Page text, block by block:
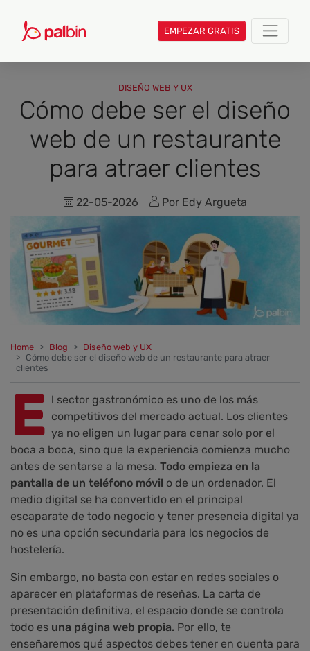
EMPEZAR GRATIS
DISEÑO WEB Y UX
Cómo debe ser el diseño
web de un restaurante
para atraer clientes
22-05-2026 Por Edy Argueta
Home Blog
Diseño web y UX
Cómo debe ser el diseño web de un restaurante para atraer
clientes
E l sector gastronómico es uno de los más
competitivos del mercado actual. Los clientes
ya no eligen un lugar para cenar solo por el
boca a boca, sino que la experiencia comienza mucho
antes de sentarse a la mesa. Todo empieza en la
pantalla de un teléfono móvil o de un ordenador. El
medio digital se ha convertido en el principal
escaparate de todo negocio y tener presencia digital ya
no es una opción secundaria para los negocios de
hostelería.
Sin embargo, no basta con estar en redes sociales o
aparecer en plataformas de reseñas. La carta de
presentación definitiva, el espacio donde se controla
todo es una página web propia. Por ello, te
enseñaremos qué aspectos debes tener en cuenta para